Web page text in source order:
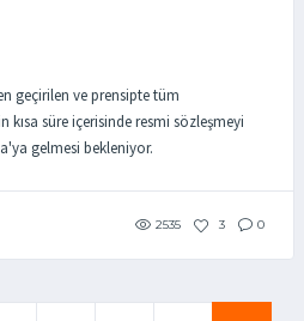
geçirilen ve prensipte tüm
kısa süre içerisinde resmi sözleşmeyi
gelmesi bekleniyor.
2535 3 0